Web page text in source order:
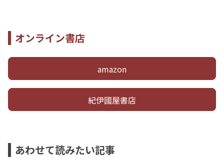
オンライン書店
amazon
紀伊國屋書店
あわせて読みたい記事